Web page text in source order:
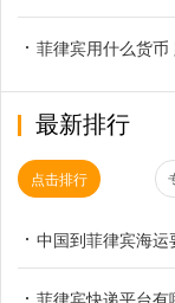
菲律宾用什么货
最新排行
点击排行
中国到菲律宾海运
菲律宾快递平台有